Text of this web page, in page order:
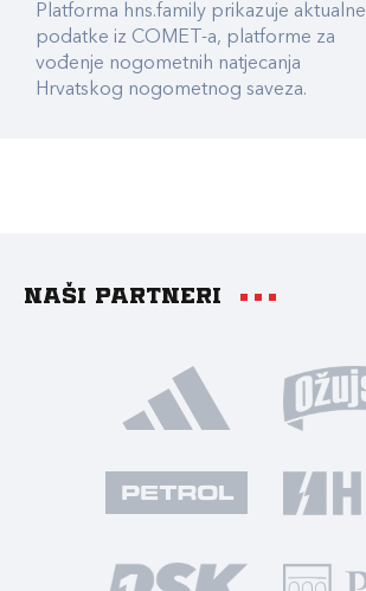
Platforma hns.family prikazuje aktualne
podatke iz COMET-a, platforme za
vođenje nogometnih natjecanja
Hrvatskog nogometnog saveza.
Naši partneri